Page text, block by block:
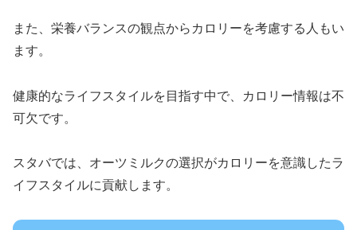
また、栄養バランスの観点からカロリーを考慮する人もい
ます。
健康的なライフスタイルを目指す中で、カロリー情報は不
可欠です。
スタバでは、オーツミルクの選択がカロリーを意識したラ
イフスタイルに貢献します。